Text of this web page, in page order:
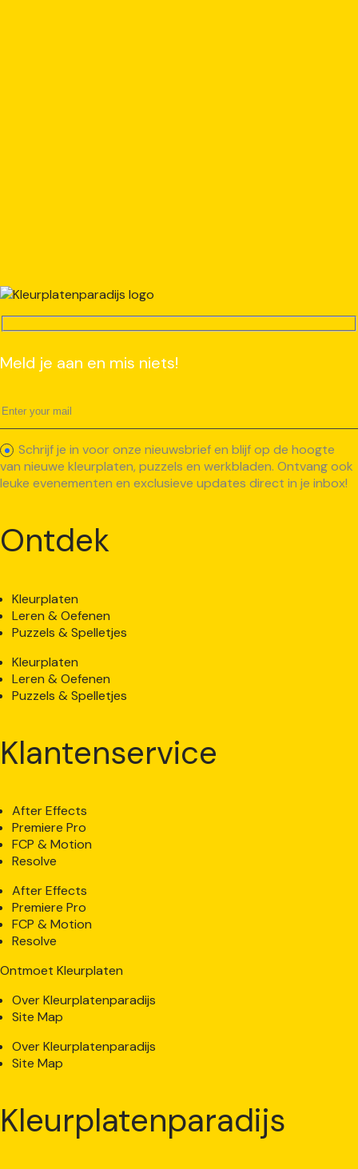
Meld je aan en mis niets!
Schrijf je in voor onze nieuwsbrief en blijf op de hoogte
van nieuwe kleurplaten, puzzels en werkbladen. Ontvang ook
leuke evenementen en exclusieve updates direct in je inbox!
Ontdek
Kleurplaten
Leren & Oefenen
Puzzels & Spelletjes
Kleurplaten
Leren & Oefenen
Puzzels & Spelletjes
Klantenservice
After Effects
Premiere Pro
FCP & Motion
Resolve
After Effects
Premiere Pro
FCP & Motion
Resolve
Ontmoet Kleurplaten
Over Kleurplatenparadijs
Site Map
Over Kleurplatenparadijs
Site Map
Kleurplatenparadijs